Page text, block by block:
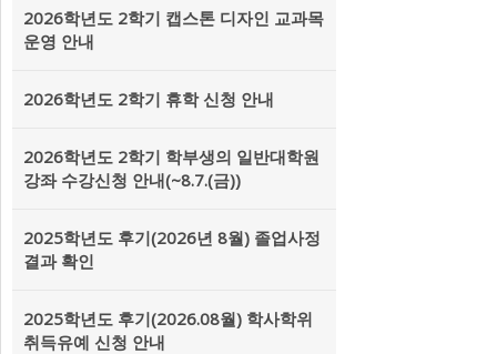
2026학년도 2학기 캡스톤 디자인 교과목
운영 안내
2026학년도 2학기 휴학 신청 안내
2026학년도 2학기 학부생의 일반대학원
강좌 수강신청 안내(~8.7.(금))
2025학년도 후기(2026년 8월) 졸업사정
결과 확인
2025학년도 후기(2026.08월) 학사학위
취득유예 신청 안내